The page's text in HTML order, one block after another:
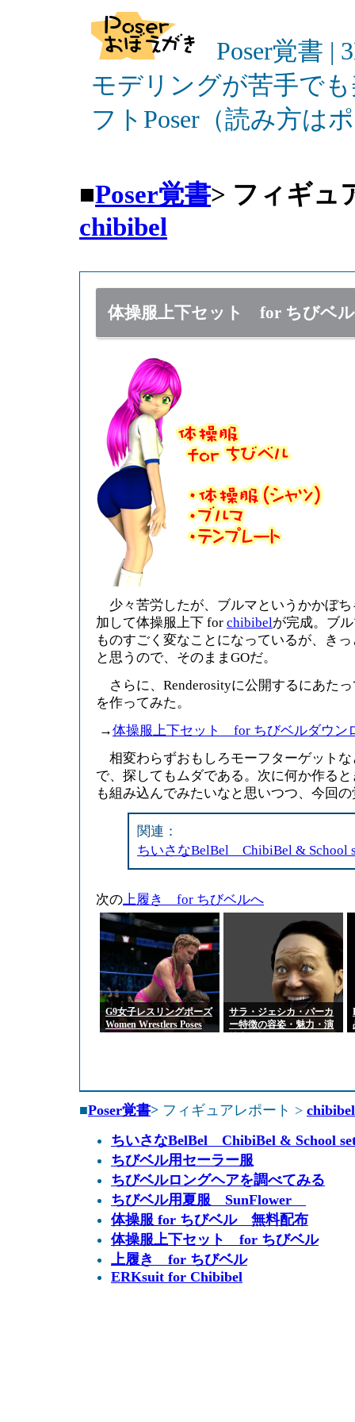
Poser覚書 |
モデリングが苦手で
フトPoser（読み方は
■Poser覚書> フィギュ
chibibel
体操服上下セット for ちびベル
少々苦労したが、ブルマというかかぼ
加して体操服上下 for chibibelが完成。ブ
ものすごく変なことになっているが、き
と思うので、そのままGOだ。
さらに、Renderosityに公開するにあた
を作ってみた。
→体操服上下セット for ちびベルダウン
相変わらずおもしろモーフターゲット
で、探してもムダである。次に何か作る
も組み込んでみたいなと思いつつ、今回
関連：
ちいさなBelBel ChibiBel & School
次の上履き for ちびベルへ
G9女子レスリングポーズ
Women Wrestlers Poses
サラ・ジェシカ・パーカ
ー特徴の容姿・魅力・演
■Poser覚書> フィギュアレポート > chibibel
ちいさなBelBel ChibiBel & School
ちびベル用セーラー服
ちびベルロングヘアを調べてみる
ちびベル用夏服 SunFlower
体操服 for ちびベル 無料配布
体操服上下セット for ちびベル
上履き for ちびベル
ERKsuit for Chibibel